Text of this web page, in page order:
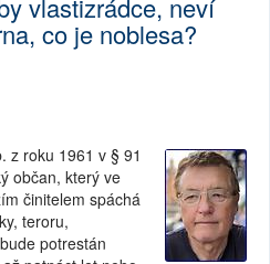
vlastizrádce, neví
co je noblesa?
z roku 1961 v § 91
občan, který ve
činitelem spáchá
teroru,
potrestán